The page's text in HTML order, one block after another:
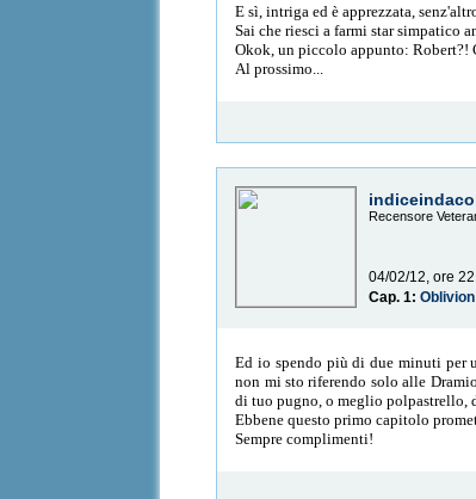
E sì, intriga ed è apprezzata,
Sai che riesci a farmi star simpatico
Okok, un piccolo appunto: Robert?!
Al prossimo...
indiceindaco
Recensore
04/02/12, ore
Cap. 1:Oblivion
Ed io spendo più di due minuti per
non mi sto riferendo solo alle
di tuo pugno, o meglio polpastrello,
Ebbene questo primo capitolo
Sempre complimenti!